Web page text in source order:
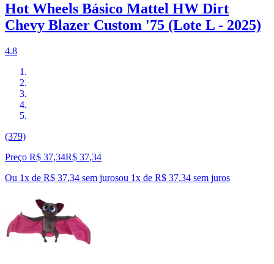
Hot Wheels Básico Mattel HW Dirt
Chevy Blazer Custom '75 (Lote L - 2025)
4.8
(379)
Preço R$ 37,34R$ 37,34
Ou 1x de R$ 37,34 sem jurosou 1x de R$ 37,34 sem juros